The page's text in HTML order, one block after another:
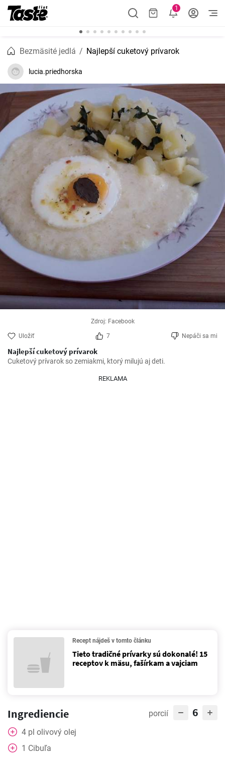
1
Bezmäsité jedlá Najlepší cuketový prívarok
lucia.priedhorska
Zdroj: Facebook
Uložiť 7 Nepáči sa mi
Najlepší cuketový prívarok
Cuketový prívarok so zemiakmi, ktorý milujú aj deti.
REKLAMA
Recept nájdeš v tomto článku
Tieto tradičné prívarky sú dokonalé! 15
receptov k mäsu, fašírkam a vajciam
Ingrediencie porcií 6
4 pl olivový olej
1 Cibuľa